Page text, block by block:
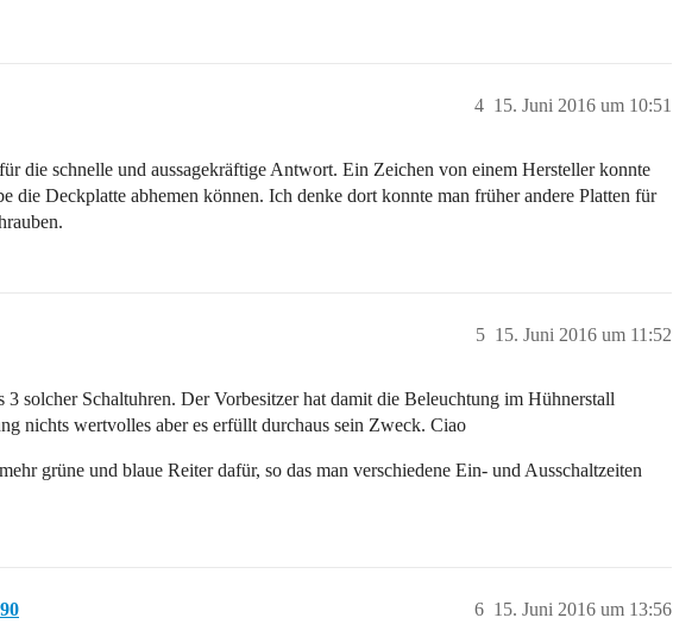
15. Juni 2016 um 10:51
4
die schnelle und aussagekräftige Antwort. Ein Zeichen von einem Hersteller konnte
die Deckplatte abhemen können. Ich denke dort konnte man früher andere Platten für
15. Juni 2016 um 11:52
5
3 solcher Schaltuhren. Der Vorbesitzer hat damit die Beleuchtung im Hühnerstall
nichts wertvolles aber es erfüllt durchaus sein Zweck. Ciao
grüne und blaue Reiter dafür, so das man verschiedene Ein- und Ausschaltzeiten
15. Juni 2016 um 13:56
6